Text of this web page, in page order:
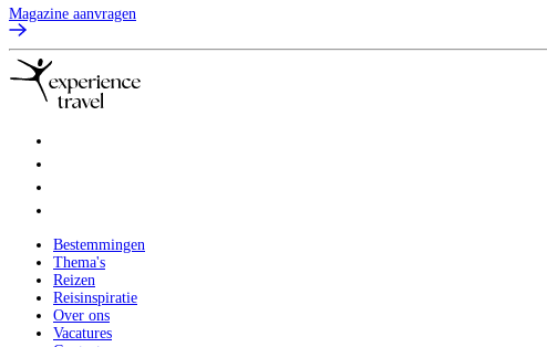
Magazine aanvragen
Bestemmingen
Thema's
Reizen
Reisinspiratie
Over ons
Vacatures